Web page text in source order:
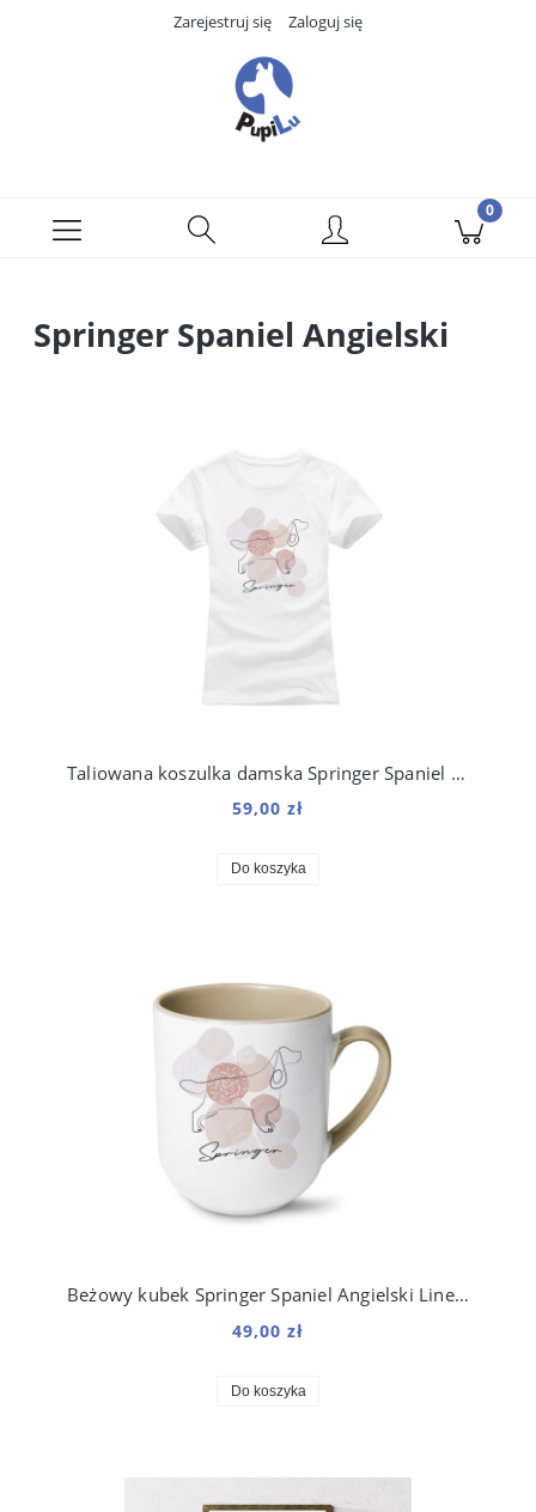
Zarejestruj się Zaloguj się
Springer Spaniel Angielski
Taliowana koszulka damska Springer Spaniel kolekcja Boho
59,00 zł
Do koszyka
Beżowy kubek Springer Spaniel Angielski Line boho 250 ml
49,00 zł
Do koszyka